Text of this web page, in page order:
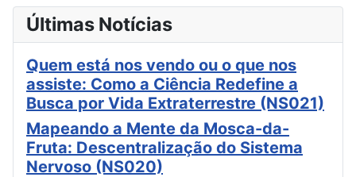
Últimas Notícias
Quem está nos vendo ou o que nos
assiste: Como a Ciência Redefine a
Busca por Vida Extraterrestre (NS021)
Mapeando a Mente da Mosca-da-
Fruta: Descentralização do Sistema
Nervoso (NS020)